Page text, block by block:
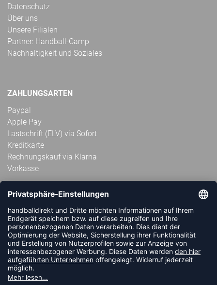
Datenschutz
Über uns
Unsere Filialen
Partner: Handball-Camp
Nachhaltigkeit und Soziales
ZAHLUNGSARTEN
Paypal
Apple Pay
Lastschrift (ELV) via Sofort
Kreditkarte
Rechnungskauf via Klarna
Vorkasse
ABONNIERE JETZT DEN KOSTENLOSEN
HANDBALLDIREKT-NEWSLETTER UND VERPASSE KEINE
NEUIGKEIT ODER AKTION MEHR.
JETZT ANMELDEN